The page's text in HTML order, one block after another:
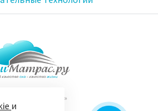
2026 «Ваш матрас»
и